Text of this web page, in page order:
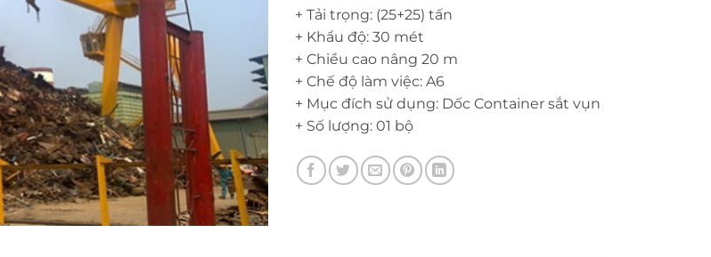
+ Tải trọng: (25+25) tấn
+ Khẩu độ: 30 mét
+ Chiều cao nâng 20 m
+ Chế độ làm việc: A6
+ Mục đích sử dụng: Dốc Container sắt vụn
+ Số lượng: 01 bộ